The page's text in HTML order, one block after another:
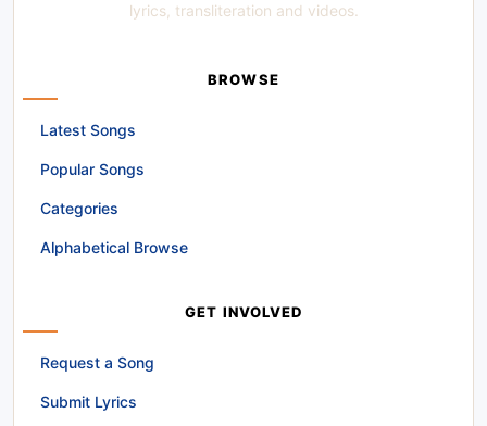
lyrics, transliteration and videos.
BROWSE
Latest Songs
Popular Songs
Categories
Alphabetical Browse
GET INVOLVED
Request a Song
Submit Lyrics